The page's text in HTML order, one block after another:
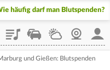
häufig darf man Blutspenden?
PlaylistStaupilotWetterWebcam
und Gießen: Blutspenden